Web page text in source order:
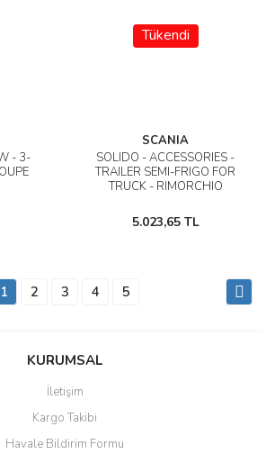
- 3-
Tükendi
SCANIA
SOLIDO - ACCESSORIES -
TRAILER SEMI-FRIGO FOR
TRUCK - RIMORCHIO
5.023,65 TL
1 2 3 4 5
KURUMSAL
İletişim
Kargo Takibi
Havale Bildirim Formu